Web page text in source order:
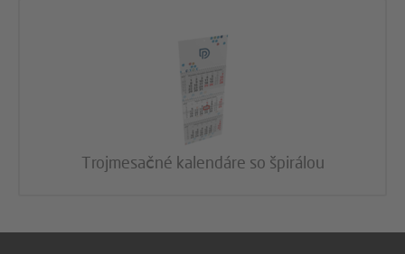
Trojmesačné kalendáre so špirálou